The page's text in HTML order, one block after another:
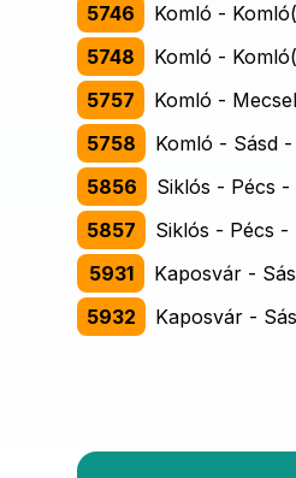
5746
Komló -
5748
Komló -
5757
Komló -
5758
Komló - Sásd
5856
Siklós - Pécs
5857
Siklós - Pécs
5931
Kaposvár -
5932
Kaposvár -